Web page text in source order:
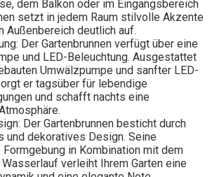
dem Balkon oder im Eingangsbereich
setzt in jedem Raum stilvolle Akzente
Außenbereich deutlich auf.
Der Gartenbrunnen verfügt über eine
und LED-Beleuchtung. Ausgestattet
Umwälzpumpe und sanfter LED-
er tagsüber für lebendige
und schafft nachts eine
Der Gartenbrunnen besticht durch
und dekoratives Design. Seine
in Kombination mit dem
verleiht Ihrem Garten eine